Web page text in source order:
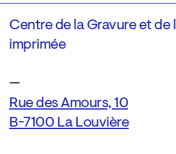
Centre de la Gravure et de
imprimée
—
Rue des Amours, 10
B-7100 La Louvière